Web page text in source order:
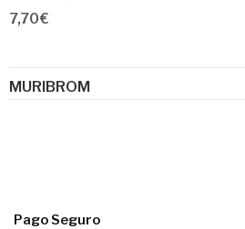
MURIBROM
7,70 €
Pago Seguro